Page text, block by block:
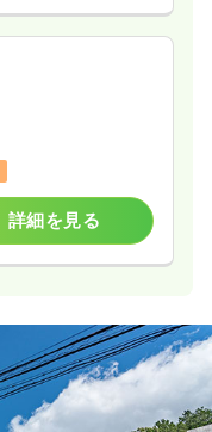
詳細を見る